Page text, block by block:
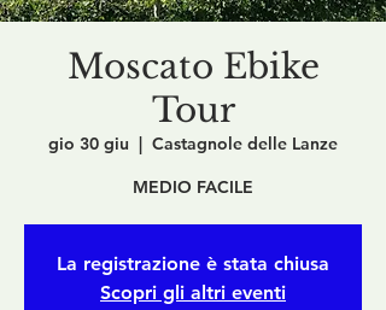
Moscato Ebike
Tour
gio 30 giu
  |
Castagnole delle Lanze
MEDIO FACILE
La registrazione è stata chiusa
Scopri gli altri eventi